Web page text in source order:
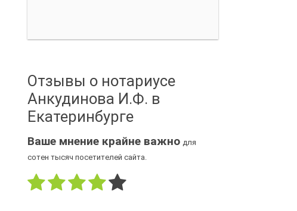
Отзывы о нотариусе
Анкудинова И.Ф. в
Екатеринбурге
Ваше мнение крайне важно для
сотен тысяч посетителей сайта.